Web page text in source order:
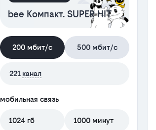
bee Компакт. SUPER HIT
200 мбит/с 500 мбит/с
221 канал
мобильная связь
1024 гб 1000 минут